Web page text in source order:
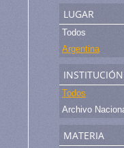
lugar
Todos
Argentina
Todos
Archivo
materia